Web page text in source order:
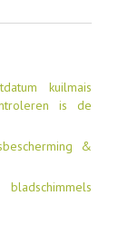
kuilmais
is de
&